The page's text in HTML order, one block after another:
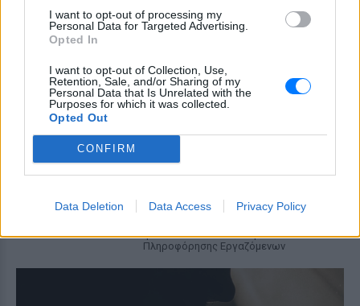
I want to opt-out of processing my
Personal Data for Targeted Advertising.
Opted In
I want to opt-out of Collection, Use,
Retention, Sale, and/or Sharing of my
Personal Data that Is Unrelated with the
Purposes for which it was collected.
Opted Out
CONFIRM
Data Deletion Data Access Privacy Policy
Προφυλακίστηκε ο Αφγανός για
τη δολοφονία της 38χρονης
Ζήτησε τον ιατρικό φάκελο του θύματος
και αρνείται την ανθρωποκτονία
αμείβεται η εργασία την αργία
ΣΉΜΕΡΑ
Διευκρινίσεις για την αμοιβή των
εργαζομένων του ιδιωτικού τομέα την
η ΓΣΕΕ. Μέσω του Κέντρου
Πληροφόρησης Εργαζόμενων